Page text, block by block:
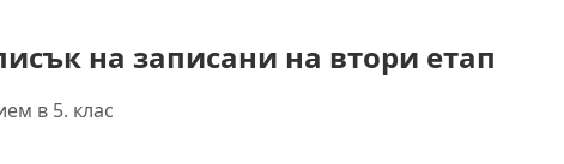
на записани на втори етап
в 5. клас